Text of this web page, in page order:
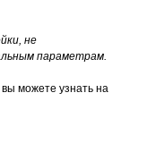
не
параметрам.
можете узнать на